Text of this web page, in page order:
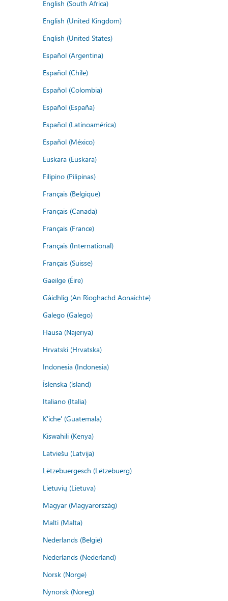
English (South Africa)
English (United Kingdom)
English (United States)
Español (Argentina)
Español (Chile)
Español (Colombia)
Español (España)
Español (Latinoamérica)
Español (México)
Euskara (Euskara)
Filipino (Pilipinas)
Français (Belgique)
Français (Canada)
Français (France)
Français (International)
Français (Suisse)
Gaeilge (Éire)
Gàidhlig (An Rìoghachd Aonaichte)
Galego (Galego)
Hausa (Najeriya)
Hrvatski (Hrvatska)
Indonesia (Indonesia)
Íslenska (ísland)
Italiano (Italia)
K'iche' (Guatemala)
Kiswahili (Kenya)
Latviešu (Latvija)
Lëtzebuergesch (Lëtzebuerg)
Lietuvių (Lietuva)
Magyar (Magyarország)
Malti (Malta)
Nederlands (België)
Nederlands (Nederland)
Norsk (Norge)
Nynorsk (Noreg)